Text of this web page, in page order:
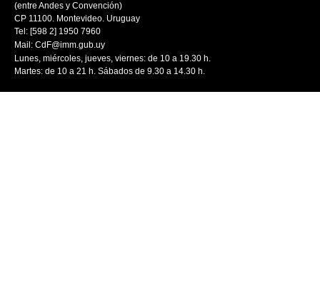
(entre Andes y Convención)
CP 11100. Montevideo. Uruguay
Tel: [598 2] 1950 7960
Mail: CdF@imm.gub.uy
Lunes, miércoles, jueves, viernes: de 10 a 19.30 h.
Martes: de 10 a 21 h. Sábados de 9.30 a 14.30 h.